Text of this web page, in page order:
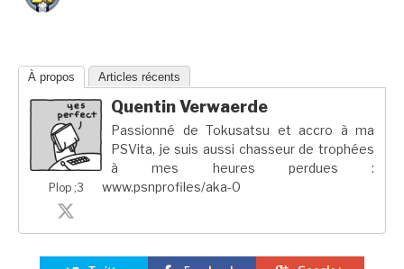
À propos Articles récents
Plop ;3
Quentin Verwaerde
Passionné de Tokusatsu et accro à ma
PSVita, je suis aussi chasseur de trophées
à mes heures perdues :
www.psnprofiles/aka-0